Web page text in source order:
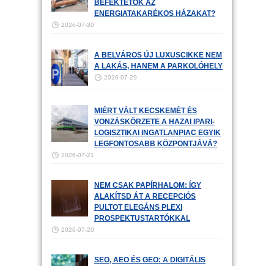
BEFEKTETŐK AZ
ENERGIATAKARÉKOS HÁZAKAT?
2026-07-30
A BELVÁROS ÚJ LUXUSCIKKE NEM
A LAKÁS, HANEM A PARKOLÓHELY
2026-07-29
MIÉRT VÁLT KECSKEMÉT ÉS
VONZÁSKÖRZETE A HAZAI IPARI-
LOGISZTIKAI INGATLANPIAC EGYIK
LEGFONTOSABB KÖZPONTJÁVÁ?
2026-07-21
NEM CSAK PAPÍRHALOM: ÍGY
ALAKÍTSD ÁT A RECEPCIÓS
PULTOT ELEGÁNS PLEXI
PROSPEKTUSTARTÓKKAL
2026-07-20
SEO, AEO ÉS GEO: A DIGITÁLIS